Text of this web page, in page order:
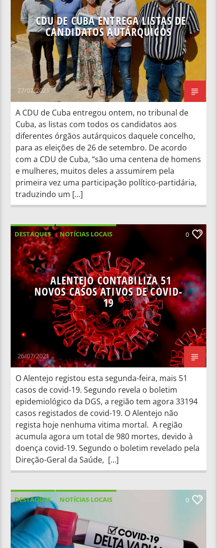
CDU DE CUBA ENTREGA LISTAS DE
CANDIDATOS AUTÁRQUICOS
27/07/2021
A CDU de Cuba entregou ontem, no tribunal de
Cuba, as listas com todos os candidatos aos
diferentes órgãos autárquicos daquele concelho,
para as eleições de 26 de setembro. De acordo
com a CDU de Cuba, “são uma centena de homens
e mulheres, muitos deles a assumirem pela
primeira vez uma participação político-partidária,
traduzindo um […]
DESTAQUES
NOTÍCIAS LOCAIS
NOTÍCIAS NACIONAIS
0
ALENTEJO CONTABILIZA 51
NOVOS CASOS ATIVOS DE COVID-
19
26/07/2021
O Alentejo registou esta segunda-feira, mais 51
casos de covid-19. Segundo revela o boletim
epidemiológico da DGS, a região tem agora 33194
casos registados de covid-19. O Alentejo não
regista hoje nenhuma vitima mortal. A região
acumula agora um total de 980 mortes, devido à
doença covid-19. Segundo o boletim revelado pela
Direção-Geral da Saúde, […]
DESTAQUES
NOTÍCIAS LOCAIS
NOTÍCIAS NACIONAIS
0